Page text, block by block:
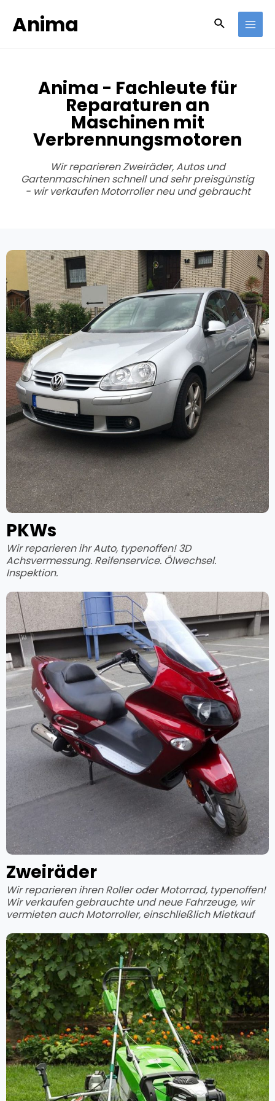
Anima
Anima - Fachleute für
Reparaturen an
Maschinen mit
Verbrennungsmotoren
Wir reparieren Zweiräder, Autos und
Gartenmaschinen schnell und sehr preisgünstig
- wir verkaufen Motorroller neu und gebraucht
PKWs
Wir reparieren ihr Auto, typenoffen! 3D
Achsvermessung. Reifenservice. Ölwechsel.
Inspektion.
Zweiräder
Wir reparieren ihren Roller oder Motorrad, typenoffen!
Wir verkaufen gebrauchte und neue Fahrzeuge, wir
vermieten auch Motorroller, einschließlich Mietkauf